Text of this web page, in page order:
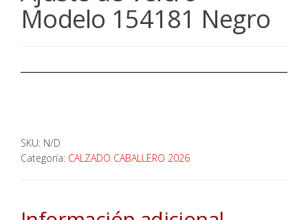
Modelo 154181 Negro
SKU: N/D
Categoría: CALZADO CABALLERO 2026